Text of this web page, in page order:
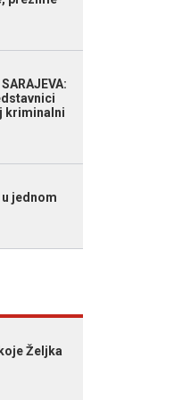
kriminalni
u jednom
Željka